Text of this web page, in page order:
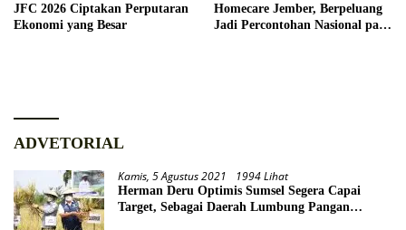
JFC 2026 Ciptakan Perputaran
Ekonomi yang Besar
Homecare Jember, Berpeluang
Jadi Percontohan Nasional pada
ADVETORIAL
Kamis, 5 Agustus 2021 1994 Lihat
Herman Deru Optimis Sumsel Segera Capai
Target, Sebagai Daerah Lumbung Pangan